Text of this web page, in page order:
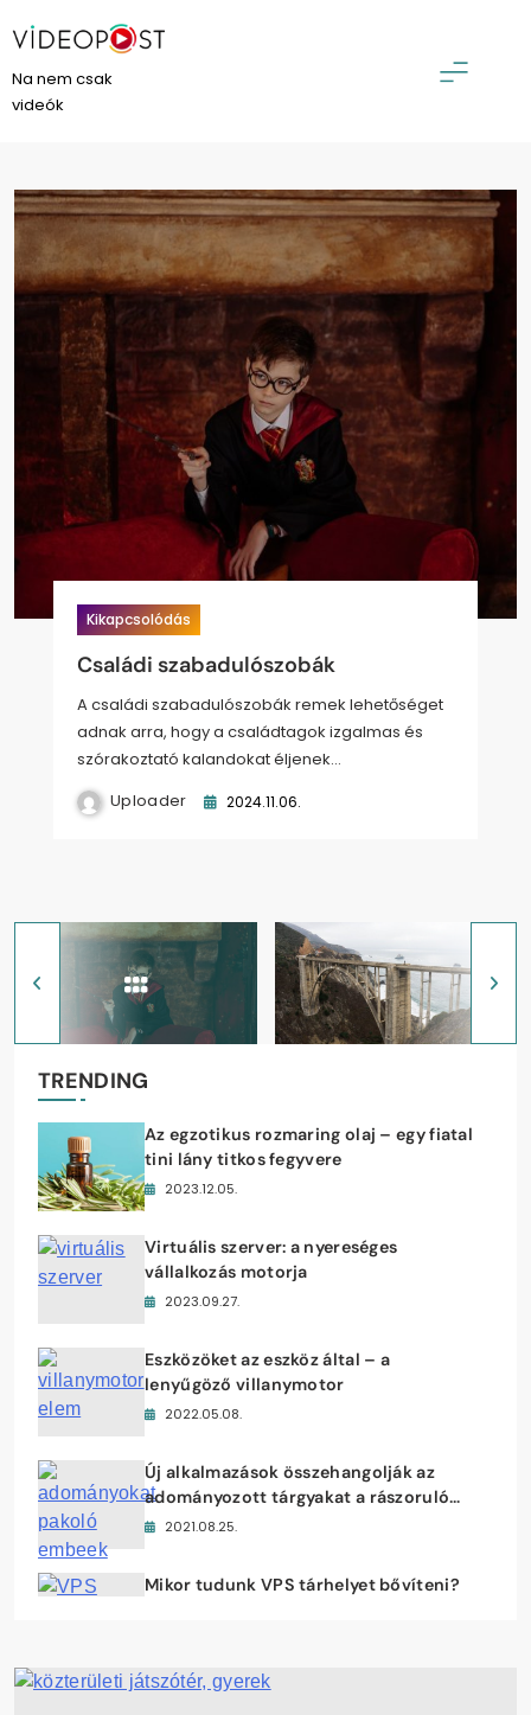
to
content
VideoPost
Na nem csak
videók
Kikapcsolódás
Családi szabadulószobák
A családi szabadulószobák remek lehetőséget
adnak arra, hogy a családtagok izgalmas és
szórakoztató kalandokat éljenek…
Uploader
2024.11.06.
Ingatlan Szolgáltatás
A lövellt beton szerepe a szerkezeti
stabilitásban
Otthon Szülőknek
Hogyan válasszunk őszi cipőt a
gyerekeknek?
Kikapcsolódás
Kutyafuttató eszközök
Uploader 2024.09.28.
Gépészet
Látványos LED-világítások a
PLEXIGLAS LED light-tal
TRENDING
Az egzotikus rozmaring olaj – egy fiatal
tini lány titkos fegyvere
2023.12.05.
Virtuális szerver: a nyereséges
vállalkozás motorja
2023.09.27.
Eszközöket az eszköz által – a
lenyűgöző villanymotor
2022.05.08.
Új alkalmazások összehangolják az
adományozott tárgyakat a rászoruló
emberekkel
2021.08.25.
Mikor tudunk VPS tárhelyet bővíteni?